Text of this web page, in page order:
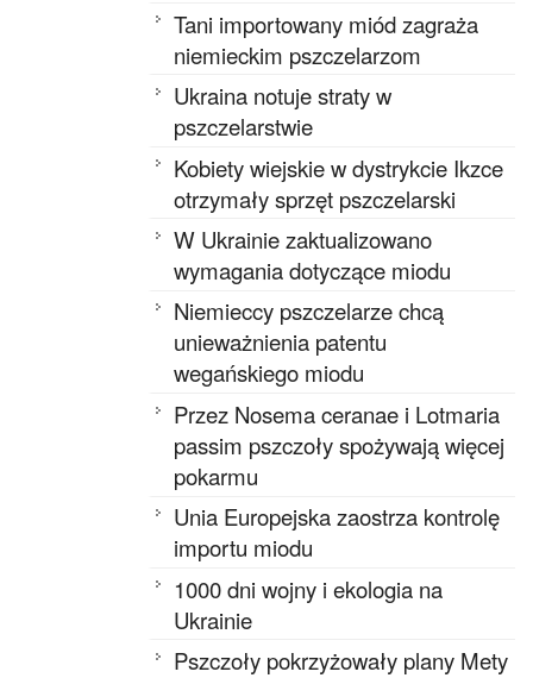
Tani importowany miód zagraża
niemieckim pszczelarzom
Ukraina notuje straty w
pszczelarstwie
Kobiety wiejskie w dystrykcie Ikzce
otrzymały sprzęt pszczelarski
W Ukrainie zaktualizowano
wymagania dotyczące miodu
Niemieccy pszczelarze chcą
unieważnienia patentu
wegańskiego miodu
Przez Nosema ceranae i Lotmaria
passim pszczoły spożywają więcej
pokarmu
Unia Europejska zaostrza kontrolę
importu miodu
1000 dni wojny i ekologia na
Ukrainie
Pszczoły pokrzyżowały plany Mety